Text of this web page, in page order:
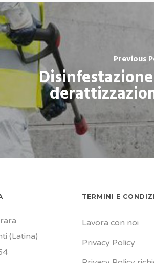
Previous
(Latina)
TERMINI E
Lavora con noi
Privacy Policy